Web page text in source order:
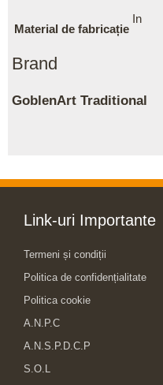
Material de fabricație
In
Brand
GoblenArt Traditional
Link-uri Importante
Termeni și condiții
Politica de confidențialitate
Politica cookie
A.N.P.C
A.N.S.P.D.C.P
S.O.L